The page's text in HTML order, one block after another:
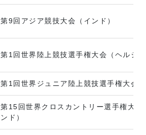
第9回アジア競技大会（インド）
第1回世界陸上競技選手権大会（ヘルシ
第1回世界ジュニア陸上競技選手権大会
第15回世界クロスカントリー選手権大会
ンド）